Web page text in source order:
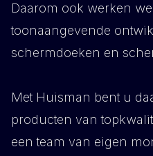
Daarom ook werken
toonaangevende
schermdoeken en
Met Huisman bent u
producten van
een team van eigen